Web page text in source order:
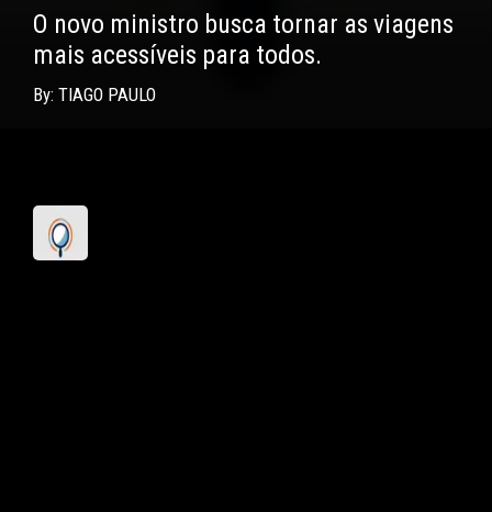
O novo ministro busca tornar as viagens
mais acessíveis para todos.
By: TIAGO PAULO